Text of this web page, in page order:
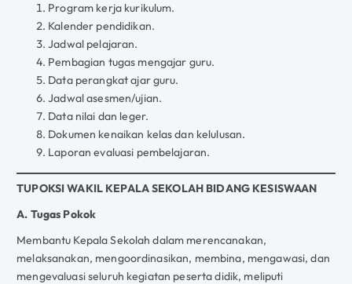
Program kerja kurikulum.
Kalender pendidikan.
Jadwal pelajaran.
Pembagian tugas mengajar guru.
Data perangkat ajar guru.
Jadwal asesmen/ujian.
Data nilai dan leger.
Dokumen kenaikan kelas dan kelulusan.
Laporan evaluasi pembelajaran.
TUPOKSI WAKIL KEPALA SEKOLAH BIDANG KESISWAAN
A. Tugas Pokok
Membantu Kepala Sekolah dalam merencanakan,
melaksanakan, mengoordinasikan, membina, mengawasi, dan
mengevaluasi seluruh kegiatan peserta didik, meliputi